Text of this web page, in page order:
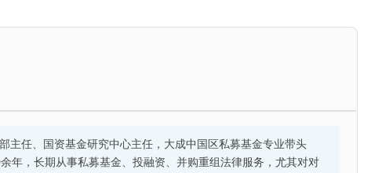
主任、国资基金研究中心主任，大成中国区私募基金专业带头
年，长期从事私募基金、投融资、并购重组法律服务，尤其对对